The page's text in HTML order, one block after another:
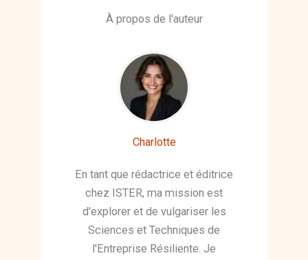
À propos de l'auteur
Charlotte
En tant que rédactrice et éditrice
chez ISTER, ma mission est
d'explorer et de vulgariser les
Sciences et Techniques de
l'Entreprise Résiliente. Je